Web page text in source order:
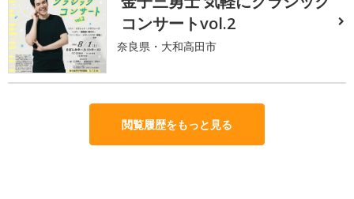
コンサートvol.2
奈良県・大和高田市
閲覧履歴をもっと見る